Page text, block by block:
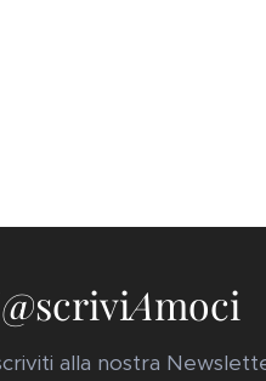
Amoci
alla nostra